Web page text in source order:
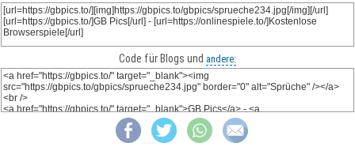
Code für Blogs und andere: